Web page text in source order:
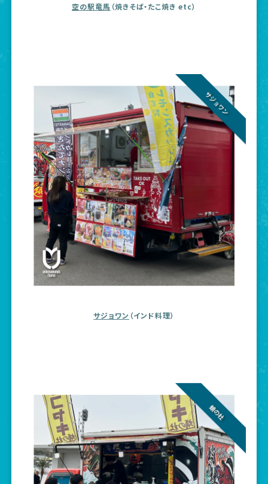
空の駅竜馬 （焼きそば・たこ焼き etc）
サジョワン （インド料理）